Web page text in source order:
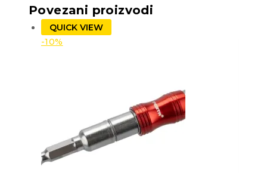
Povezani proizvodi
QUICK VIEW
-10%